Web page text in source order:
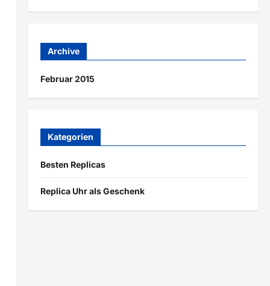
Archive
Februar 2015
Kategorien
Besten Replicas
Replica Uhr als Geschenk